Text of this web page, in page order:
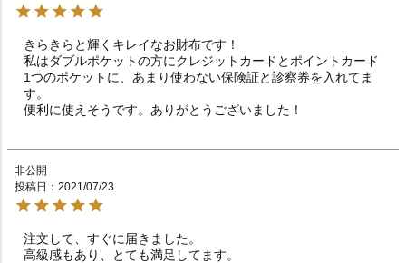
きらきらと輝くキレイなお財布です！
私はダブルポケットの方にクレジットカードとポイントカード
1つのポケットに、あまり使わない保険証と診察券を入れてま
す。
便利に使えそうです。ありがとうございました！
非公開
投稿日
2021/07/23
注文して、すぐに届きました。
高級感もあり、とても満足してます。